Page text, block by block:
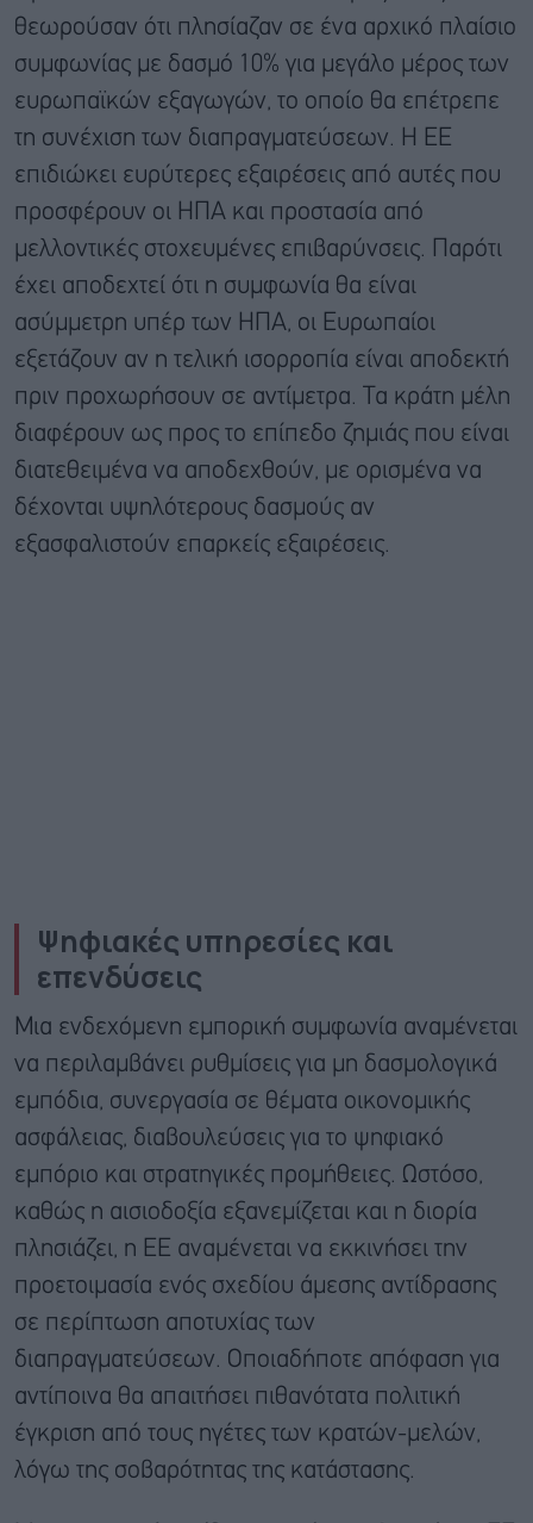
θεωρούσαν ότι πλησίαζαν σε ένα αρχικό πλαίσιο
συμφωνίας με δασμό 10% για μεγάλο μέρος των
ευρωπαϊκών εξαγωγών, το οποίο θα επέτρεπε
τη συνέχιση των διαπραγματεύσεων. Η ΕΕ
επιδιώκει ευρύτερες εξαιρέσεις από αυτές που
προσφέρουν οι ΗΠΑ και προστασία από
μελλοντικές στοχευμένες επιβαρύνσεις. Παρότι
έχει αποδεχτεί ότι η συμφωνία θα είναι
ασύμμετρη υπέρ των ΗΠΑ, οι Ευρωπαίοι
εξετάζουν αν η τελική ισορροπία είναι αποδεκτή
πριν προχωρήσουν σε αντίμετρα. Τα κράτη μέλη
διαφέρουν ως προς το επίπεδο ζημιάς που είναι
διατεθειμένα να αποδεχθούν, με ορισμένα να
δέχονται υψηλότερους δασμούς αν
εξασφαλιστούν επαρκείς εξαιρέσεις.
Ψηφιακές υπηρεσίες και
επενδύσεις
Μια ενδεχόμενη εμπορική συμφωνία αναμένεται
να περιλαμβάνει ρυθμίσεις για μη δασμολογικά
εμπόδια, συνεργασία σε θέματα οικονομικής
ασφάλειας, διαβουλεύσεις για το ψηφιακό
εμπόριο και στρατηγικές προμήθειες. Ωστόσο,
καθώς η αισιοδοξία εξανεμίζεται και η διορία
πλησιάζει, η ΕΕ αναμένεται να εκκινήσει την
προετοιμασία ενός σχεδίου άμεσης αντίδρασης
σε περίπτωση αποτυχίας των
διαπραγματεύσεων. Οποιαδήποτε απόφαση για
αντίποινα θα απαιτήσει πιθανότατα πολιτική
έγκριση από τους ηγέτες των κρατών-μελών,
λόγω της σοβαρότητας της κατάστασης.